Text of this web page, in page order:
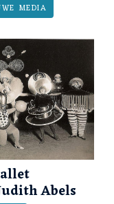
MEDIA
Abels